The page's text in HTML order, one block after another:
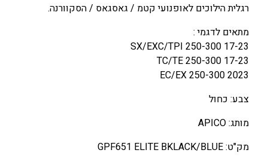
ל
ו
כ
י
ם
T
/
H
רגלית הילוכים לאופנועי קטמ / גאסגאס / הסקוורנה.
מתאים לדגמי :
SX/EXC/TPI 250-300 17-23
TC/TE 250-300 17-23
EC/EX 250-300 2023
צבע: כחול
מותג: APICO
מק"ט: GPF651 ELITE BKLACK/BLUE